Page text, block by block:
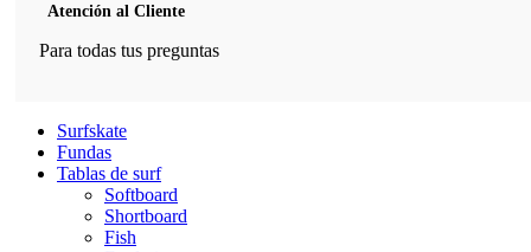
Atención al Cliente
Para todas tus preguntas
Surfskate
Fundas
Tablas de surf
Softboard
Shortboard
Fish